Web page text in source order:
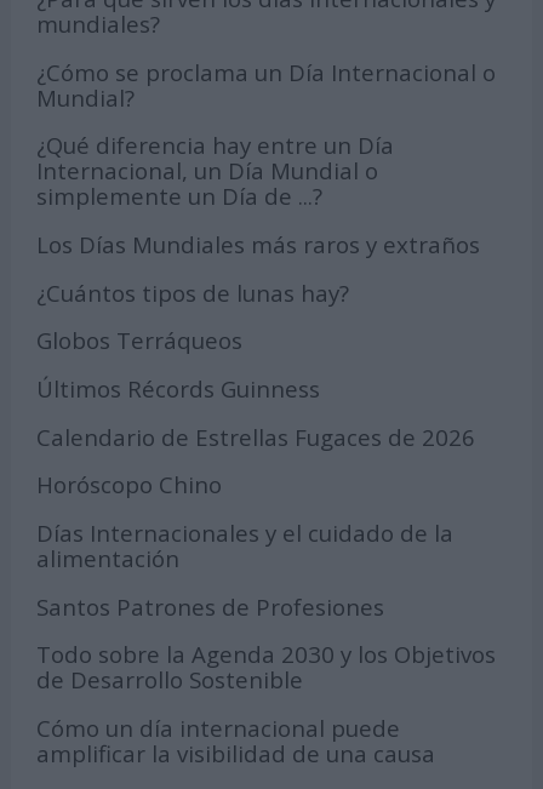
mundiales?
¿Cómo se proclama un Día Internacional o
Mundial?
¿Qué diferencia hay entre un Día
Internacional, un Día Mundial o
simplemente un Día de ...?
Los Días Mundiales más raros y extraños
¿Cuántos tipos de lunas hay?
Globos Terráqueos
Últimos Récords Guinness
Calendario de Estrellas Fugaces de 2026
Horóscopo Chino
Días Internacionales y el cuidado de la
alimentación
Santos Patrones de Profesiones
Todo sobre la Agenda 2030 y los Objetivos
de Desarrollo Sostenible
Cómo un día internacional puede
amplificar la visibilidad de una causa